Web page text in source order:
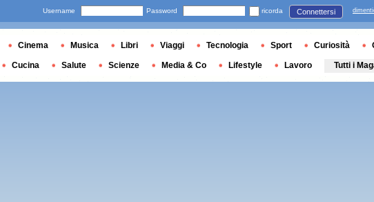
Username Password ricorda Connettersi
Cinema Musica Libri Viaggi Tecnologia Sport Curiosità
Cucina Salute Scienze Media & Co Lifestyle Lavoro Tutti i